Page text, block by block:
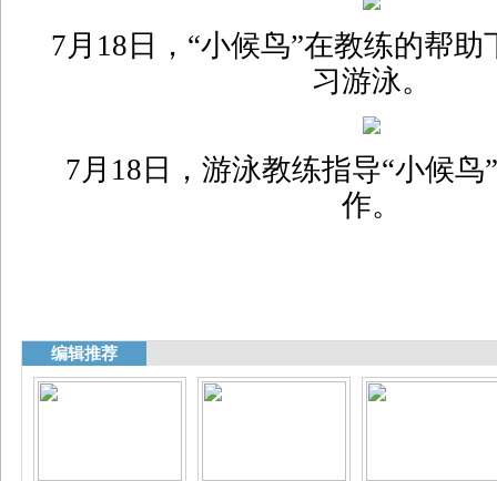
7月18日，“小候鸟”在教练的帮
习游泳。
7月18日，游泳教练指导“小候鸟
作。
编辑推荐